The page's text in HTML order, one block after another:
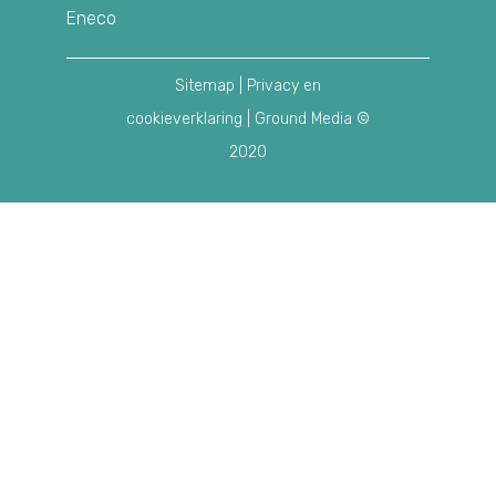
Eneco
Sitemap
Privacy en
cookieverklaring | Ground Media ©
2020